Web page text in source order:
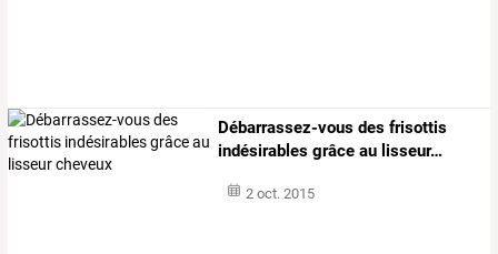
Débarrassez-vous des frisottis
indésirables grâce au lisseur…
2 oct. 2015